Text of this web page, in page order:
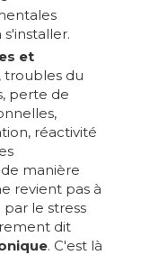
et
troubles du
perte de
réactivité
manière
revient pas à
le stress
dit
. C'est là